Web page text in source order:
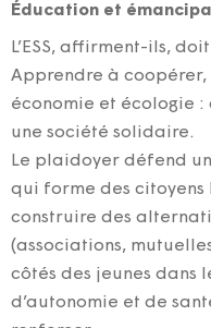
Éducation et
L’ESS, affirment-ils,
Apprendre à
économie et écologie :
une société solidaire.
Le plaidoyer défend
qui forme des
construire des
(associations,
côtés des jeunes dans
d’autonomie et de